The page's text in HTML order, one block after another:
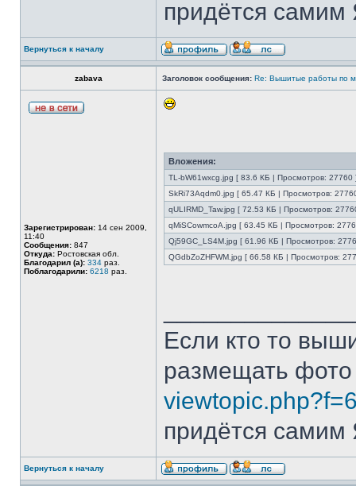
придётся самим
Вернуться к началу
zabava Заголовок сообщения: Re: Вышитые работы по
Зарегистрирован: 14 сен 2009,
11:40
Сообщения: 847
Откуда: Ростовская обл.
Благодарил (а): 334 раз.
Поблагодарили: 6218 раз.
Вложения:
TL-bW61wxcg.jpg [ 83.6 КБ | Просмотров: 27760
SkRi73Aqdm0.jpg [ 65.47 КБ | Просмотров:
qULIRMD_Taw.jpg [ 72.53 КБ | Просмотров:
qMiSCowmcoA.jpg [ 63.45 КБ | Просмотров:
Qj59GC_LS4M.jpg [ 61.96 КБ | Просмотров:
QGdbZoZHFWM.jpg [ 66.58 КБ | Просмотров:
Если кто то
размещать фото
придётся самим
Вернуться к началу